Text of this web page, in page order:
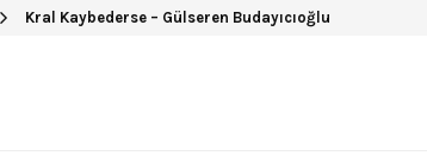
Kral Kaybederse – Gülseren Budayıcıoğlu
Camdaki Kız Kitap Özeti